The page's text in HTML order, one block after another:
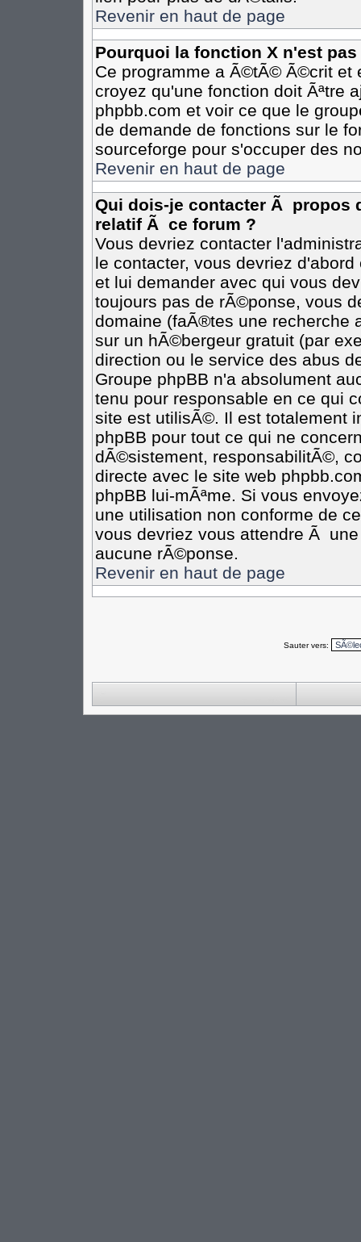
Revenir en haut de page
Pourquoi la fonction X n'est
Ce programme a Ã©tÃ© Ã©crit et
croyez qu'une fonction doit Ãªtre
phpbb.com et voir ce que le
de demande de fonctions sur le
sourceforge pour s'occuper des
Revenir en haut de page
Qui dois-je contacter Ã propos
relatif Ã ce forum ?
Vous devriez contacter
le contacter, vous devriez
et lui demander avec qui vous
toujours pas de rÃ©ponse, vous
domaine (faÃ®tes une recherche
sur un hÃ©bergeur gratuit (par
direction ou le service des abus
Groupe phpBB n'a absolument
tenu pour responsable en ce qui
site est utilisÃ©. Il est totalement
phpBB pour tout ce qui ne
dÃ©sistement, responsabilitÃ©,
directe avec le site web
phpBB lui-mÃªme. Si vous
une utilisation non conforme de
vous devriez vous attendre Ã
aucune rÃ©ponse.
Revenir en haut de page
Sauter vers: